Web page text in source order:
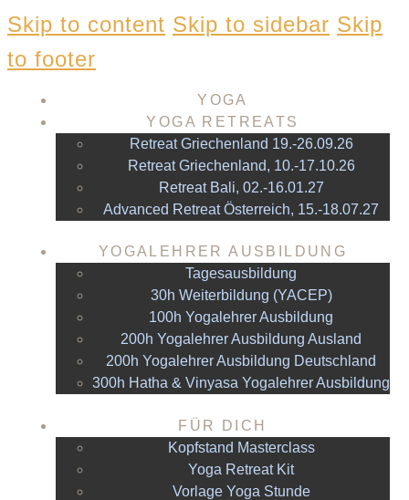
Skip to content Skip to sidebar Skip
to footer
YOGA
YOGA RETREATS
Retreat Griechenland 19.-26.09.26
Retreat Griechenland, 10.-17.10.26
Retreat Bali, 02.-16.01.27
Advanced Retreat Österreich, 15.-18.07.27
YOGALEHRER AUSBILDUNG
Tagesausbildung
30h Weiterbildung (YACEP)
100h Yogalehrer Ausbildung
200h Yogalehrer Ausbildung Ausland
200h Yogalehrer Ausbildung Deutschland
300h Hatha & Vinyasa Yogalehrer Ausbildung
FÜR DICH
Kopfstand Masterclass
Yoga Retreat Kit
Vorlage Yoga Stunde